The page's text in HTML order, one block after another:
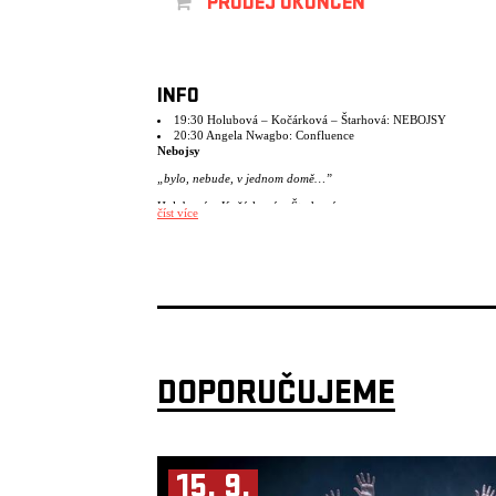
INFO
19:30 Holubová – Kočárková – Štarhová: NEBOJSY
20:30 Angela Nwagbo: Confluence
Nebojsy
„bylo, nebude, v jednom domě…”
Holubová – Kočárková – Štarhová
Štarhové osahává vnitřní prostor nepřijetí, uvíznutí v sobě samé a
momentu dovolí risk vydat se na svou vlastní cestu.
Koncept, režie, scénografie a performance: Tereza Holubová, Klára
Dramaturgická supervize: Kristýna Boháčová
Režijní supervize: Miřenka Čechová a Pavel Šimák
číst více
DOPORUČUJEME